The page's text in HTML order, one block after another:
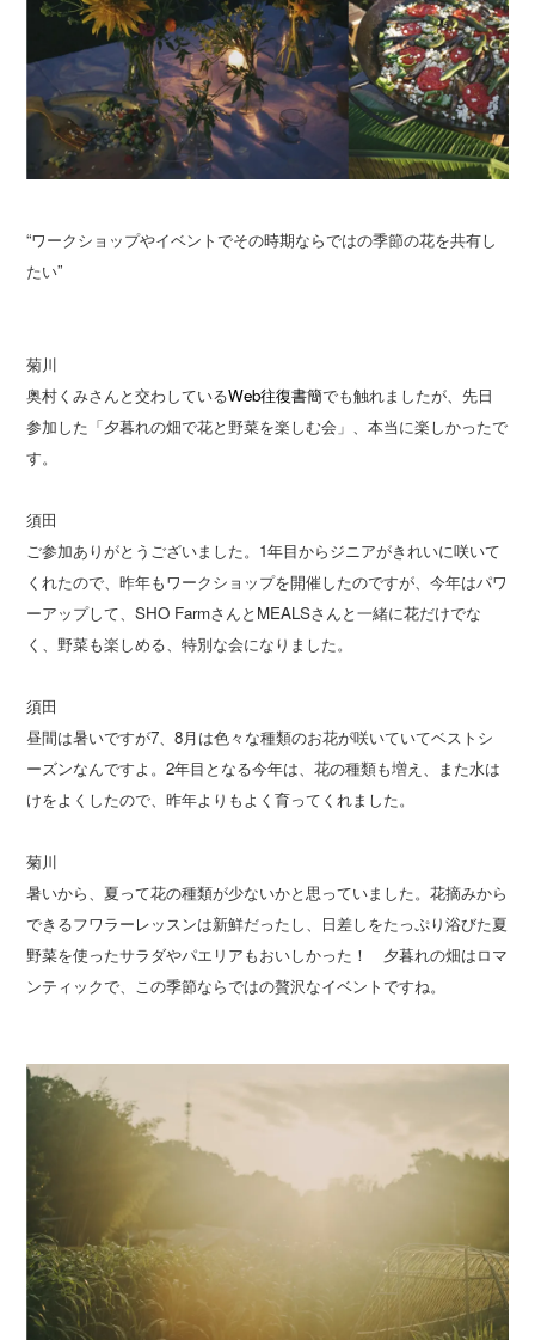
“ワークショップやイベントでその時期ならではの季節の花を共有し
たい”
菊川
奥村くみさんと交わしているWeb往復書簡でも触れましたが、先日
参加した「夕暮れの畑で花と野菜を楽しむ会」、本当に楽しかったで
す。
須田
ご参加ありがとうございました。1年目からジニアがきれいに咲いて
くれたので、昨年もワークショップを開催したのですが、今年はパワ
ーアップして、SHO FarmさんとMEALSさんと一緒に花だけでな
く、野菜も楽しめる、特別な会になりました。
須田
昼間は暑いですが7、8月は色々な種類のお花が咲いていてベストシ
ーズンなんですよ。2年目となる今年は、花の種類も増え、また水は
けをよくしたので、昨年よりもよく育ってくれました。
菊川
暑いから、夏って花の種類が少ないかと思っていました。花摘みから
できるフワラーレッスンは新鮮だったし、日差しをたっぷり浴びた夏
野菜を使ったサラダやパエリアもおいしかった！ 夕暮れの畑はロマ
ンティックで、この季節ならではの贅沢なイベントですね。